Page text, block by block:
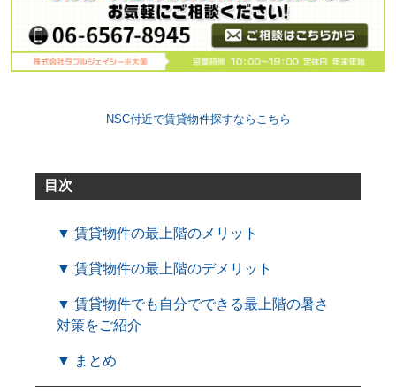
NSC付近で賃貸物件探すならこちら
目次
▼ 賃貸物件の最上階のメリット
▼ 賃貸物件の最上階のデメリット
▼ 賃貸物件でも自分でできる最上階の暑さ
対策をご紹介
▼ まとめ